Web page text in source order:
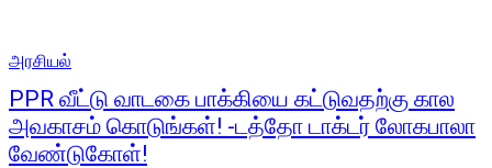
அரசியல்
PPR வீட்டு வாடகை பாக்கியை கட்டுவதற்கு கால
அவகாசம் கொடுங்கள்! -டத்தோ டாக்டர் லோகபாலா
வேண்டுகோள்!